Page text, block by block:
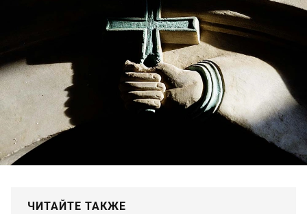
ЧИТАЙТЕ ТАКЖЕ